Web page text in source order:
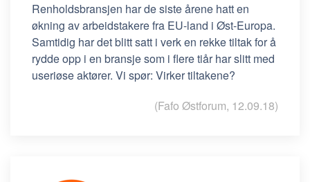
Renholdsbransjen har de siste årene hatt en
økning av arbeidstakere fra EU-land i Øst-Europa.
Samtidig har det blitt satt i verk en rekke tiltak for å
rydde opp i en bransje som i flere tiår har slitt med
useriøse aktører. Vi spør: Virker tiltakene?
(Fafo Østforum, 12.09.18)